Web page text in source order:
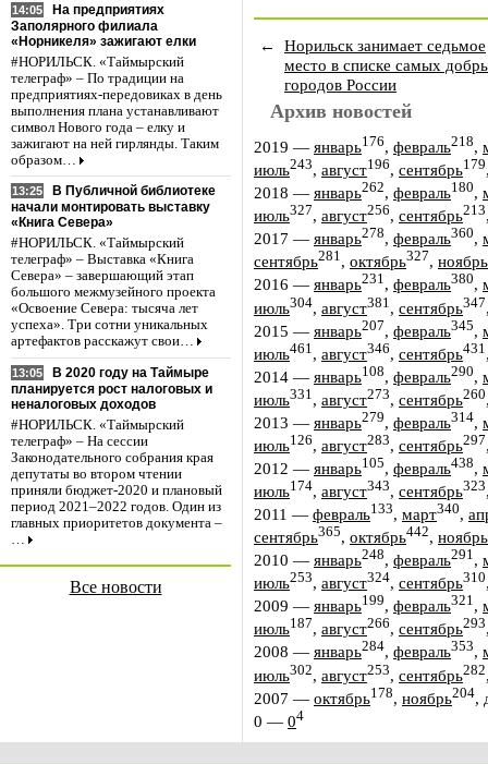
14:05
На предприятиях
Заполярного филиала
«Норникеля» зажигают елки
#НОРИЛЬСК. «Таймырский
телеграф» – По традиции на
предприятиях-передовиках в день
выполнения плана устанавливают
символ Нового года – елку и
зажигают на ней гирлянды. Таким
образом…
13:25
В Публичной библиотеке
начали монтировать выставку
«Книга Севера»
#НОРИЛЬСК. «Таймырский
телеграф» – Выставка «Книга
Севера» – завершающий этап
большого межмузейного проекта
«Освоение Севера: тысяча лет
успеха». Три сотни уникальных
артефактов расскажут свои…
13:05
В 2020 году на Таймыре
планируется рост налоговых и
неналоговых доходов
#НОРИЛЬСК. «Таймырский
телеграф» – На сессии
Законодательного собрания края
депутаты во втором чтении
приняли бюджет-2020 и плановый
период 2021–2022 годов. Один из
главных приоритетов документа –
…
Все новости
←
Норильск занимает седьмое
место в списке самых
городов России
Архив новостей
2019 — январь176, февраль218,
июль243, август196, сентябрь179
2018 — январь262, февраль180,
июль327, август256, сентябрь213
2017 — январь278, февраль360,
сентябрь281, октябрь327, ноябрь
2016 — январь231, февраль380,
июль304, август381 , сентябрь347
2015 — январь207, февраль345,
июль461 , август346, сентябрь431
2014 — январь108, февраль290,
июль331 , август273, сентябрь260
2013 — январь279, февраль314,
июль126, август283, сентябрь297
2012 — январь105, февраль438,
июль174, август343, сентябрь323
2011 — февраль133, март340,
сентябрь365, октябрь442, ноябрь
2010 — январь248, февраль291,
июль253, август324, сентябрь310
2009 — январь199, февраль321,
июль187, август266, сентябрь293
2008 — январь284, февраль353,
июль302, август253, сентябрь282
2007 — октябрь178, ноябрь204,
0 — 04